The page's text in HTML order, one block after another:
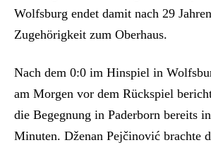
Wolfsburg endet damit nach 29
Zugehörigkeit zum Oberhaus.
Nach dem 0:0 im Hinspiel in
am Morgen vor dem Rückspiel
die Begegnung in Paderborn bereits
Minuten. Dženan Pejčinović brachte